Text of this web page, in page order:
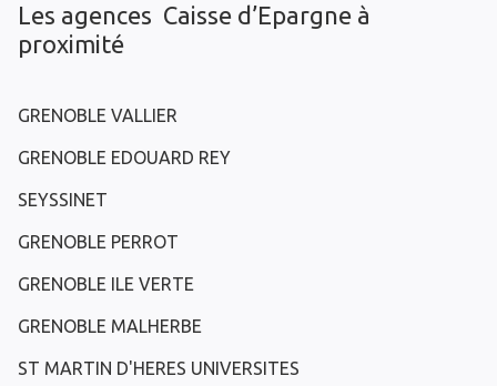
Les agences Caisse d’Epargne à
proximité
GRENOBLE VALLIER
GRENOBLE EDOUARD REY
SEYSSINET
GRENOBLE PERROT
GRENOBLE ILE VERTE
GRENOBLE MALHERBE
ST MARTIN D'HERES UNIVERSITES